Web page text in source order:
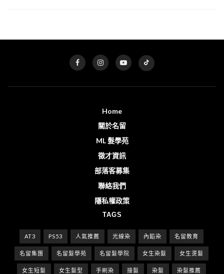
Home
關於名留
ML 髮學苑
徵才資訊
部落客募集
聯絡我們
隱私權政策
TAGS
AT3 PS53 人氣推薦 光線染 內餡染 名留教育
名留集團 名留髮學苑 名留髮學院 女生染髮 女生燙髮
女生短髮 女生髮型 手刷染 接髮 染髮 染髮推薦